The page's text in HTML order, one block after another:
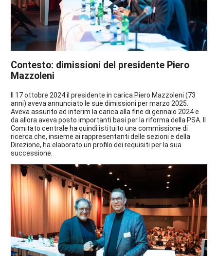
Contesto: dimissioni del presidente Piero
Mazzoleni
Il 17 ottobre 2024 il presidente in carica Piero Mazzoleni (73
anni) aveva annunciato le sue dimissioni per marzo 2025.
Aveva assunto ad interim la carica alla fine di gennaio 2024 e
da allora aveva posto importanti basi per la riforma della PSA. Il
Comitato centrale ha quindi istituito una commissione di
ricerca che, insieme ai rappresentanti delle sezioni e della
Direzione, ha elaborato un profilo dei requisiti per la sua
successione.